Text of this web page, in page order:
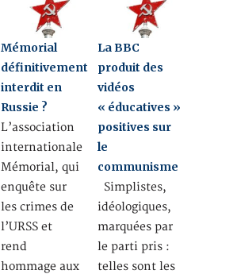
Mémorial
définitivement
interdit en
Russie ?
L’association
internationale
Mémorial, qui
enquête sur
les crimes de
l’URSS et
rend
hommage aux
La BBC
produit des
vidéos
« éducatives »
positives sur
le
communisme
Simplistes,
idéologiques,
marquées par
le parti pris :
telles sont les